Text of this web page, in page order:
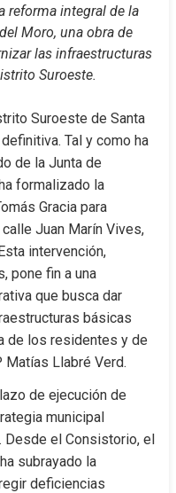
reforma integral de la
Moro, una obra de
las infraestructuras
Suroeste.
Suroeste de Santa
Tal y como ha
de la Junta de
formalizado la
Gracia para
Juan Marín Vives,
intervención,
pone fin a una
que busca dar
básicas
de los residentes y de
Matías Llabré Verd.
de ejecución de
municipal
Desde el Consistorio, el
subrayado la
deficiencias